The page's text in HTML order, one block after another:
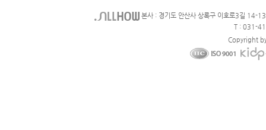
본사 : 경기도 안산사 상록구 이호로3길 14-
T : 031-
Copyright